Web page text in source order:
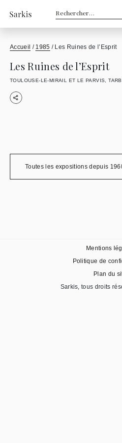
Rechercher :
Accueil / 1985 / Les Ruines de l’Esprit
Les Ruines de l’Esprit
TOULOUSE-LE-MIRAIL ET LE PARVIS,
Toutes les expositions depuis
Sarkis, tous droits
Mentions
Politique de
Plan du